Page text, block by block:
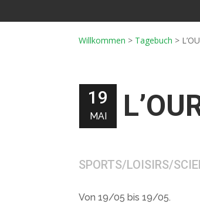
Willkommen > Tagebuch >
19
MAI
SPORTS/LOISIRS/
Von 19/05 bis 19/05.